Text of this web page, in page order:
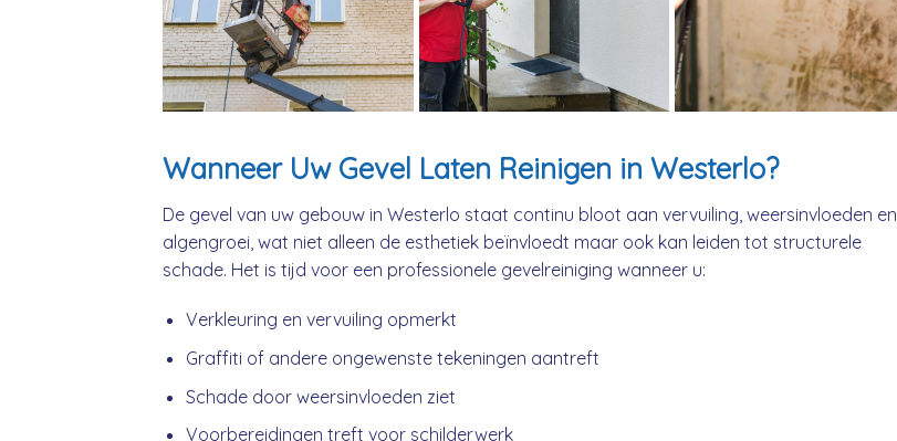
Wanneer Uw Gevel Laten Reinigen in Westerlo?
De gevel van uw gebouw in Westerlo staat continu bloot aan vervuiling, weersinvloeden en
algengroei, wat niet alleen de esthetiek beïnvloedt maar ook kan leiden tot structurele
schade. Het is tijd voor een professionele gevelreiniging wanneer u:
Verkleuring en vervuiling opmerkt
Graffiti of andere ongewenste tekeningen aantreft
Schade door weersinvloeden ziet
Voorbereidingen treft voor schilderwerk